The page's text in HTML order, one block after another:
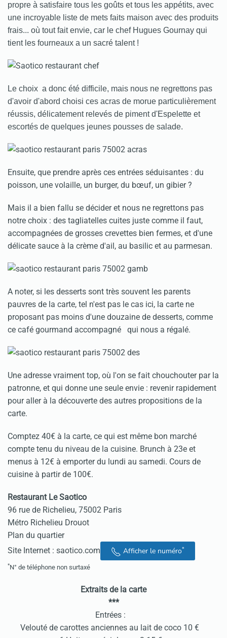
propre à satisfaire tous les goûts et tous les appétits, avec
une incroyable liste de mets faits maison avec des produits
frais... où tout fait envie, car le chef Hugues Gournay qui
tient les fourneaux a un sacré talent !
Le choix a donc été difficile, mais nous ne regrettons pas
d'avoir d'abord choisi ces acras de morue particulièrement
réussis, délicatement relevés de piment d'Espelette et
escortés de quelques jeunes pousses de salade.
Ensuite, que prendre après ces entrées séduisantes : du
poisson, une volaille, un burger, du bœuf, un gibier ?
Mais il a bien fallu se décider et nous ne regrettons pas
notre choix : des tagliatelles cuites juste comme il faut,
accompagnées de grosses crevettes bien fermes, et d'une
délicate sauce à la crème d'ail, au basilic et au parmesan.
A noter, si les desserts sont très souvent les parents
pauvres de la carte, tel n'est pas le cas ici, la carte ne
proposant pas moins d'une douzaine de desserts, comme
ce café gourmand accompagné qui nous a régalé.
Une adresse vraiment top, où l'on se fait chouchouter par la
patronne, et qui donne une seule envie : revenir rapidement
pour aller à la découverte des autres propositions de la
carte.
Comptez 40€ à la carte, ce qui est même bon marché
compte tenu du niveau de la cuisine. Brunch à 23e et
menus à 12€ à emporter du lundi au samedi. Cours de
cuisine à partir de 100€.
Restaurant Le Saotico
96 rue de Richelieu, 75002 Paris
Métro Richelieu Drouot
Plan du quartier
Site Internet : saotico.com Afficher le numéro*
*N° de téléphone non surtaxé
Extraits de la carte
***
Entrées :
Velouté de carottes anciennes au lait de coco 10 €